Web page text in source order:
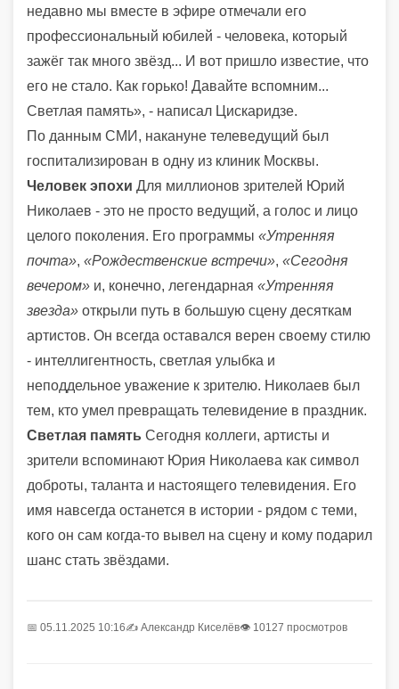
недавно мы вместе в эфире отмечали его
профессиональный юбилей - человека, который
зажёг так много звёзд... И вот пришло известие, что
его не стало. Как горько! Давайте вспомним...
Светлая память», - написал Цискаридзе.
По данным СМИ, накануне телеведущий был
госпитализирован в одну из клиник Москвы.
Человек эпохи Для миллионов зрителей Юрий
Николаев - это не просто ведущий, а голос и лицо
целого поколения. Его программы «Утренняя
почта», «Рождественские встречи», «Сегодня
вечером» и, конечно, легендарная «Утренняя
звезда» открыли путь в большую сцену десяткам
артистов. Он всегда оставался верен своему стилю
- интеллигентность, светлая улыбка и
неподдельное уважение к зрителю. Николаев был
тем, кто умел превращать телевидение в праздник.
Светлая память Сегодня коллеги, артисты и
зрители вспоминают Юрия Николаева как символ
доброты, таланта и настоящего телевидения. Его
имя навсегда останется в истории - рядом с теми,
кого он сам когда-то вывел на сцену и кому подарил
шанс стать звёздами.
📅 05.11.2025 10:16✍️ Александр Киселёв👁 10127 просмотров